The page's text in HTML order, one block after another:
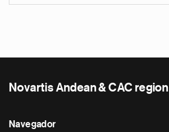
Novartis Andean & CAC region
Navegador